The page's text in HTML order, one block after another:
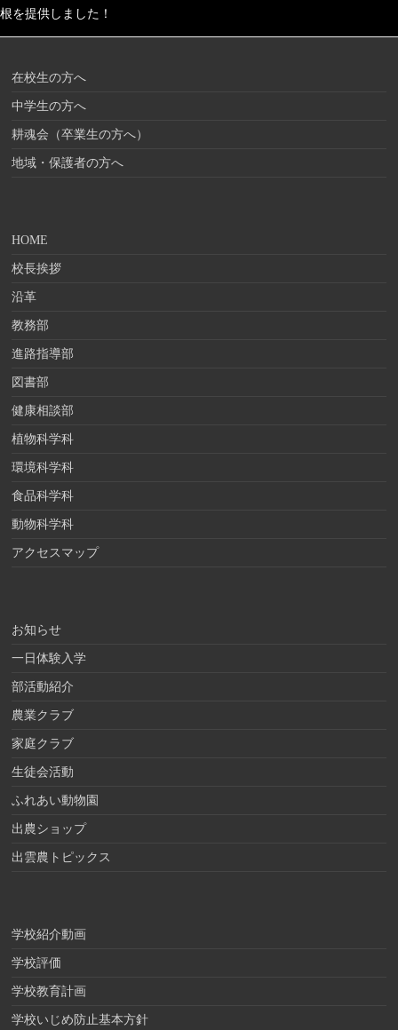
根を提供しました！
在校生の方へ
中学生の方へ
耕魂会（卒業生の方へ）
地域・保護者の方へ
HOME
校長挨拶
沿革
教務部
進路指導部
図書部
健康相談部
植物科学科
環境科学科
食品科学科
動物科学科
アクセスマップ
お知らせ
一日体験入学
部活動紹介
農業クラブ
家庭クラブ
生徒会活動
ふれあい動物園
出農ショップ
出雲農トピックス
学校紹介動画
学校評価
学校教育計画
学校いじめ防止基本方針